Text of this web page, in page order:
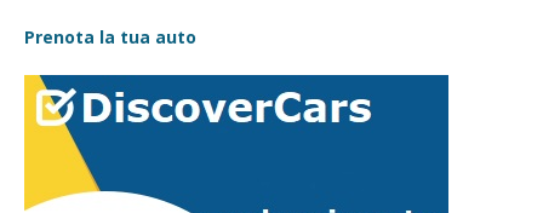
Prenota la tua auto